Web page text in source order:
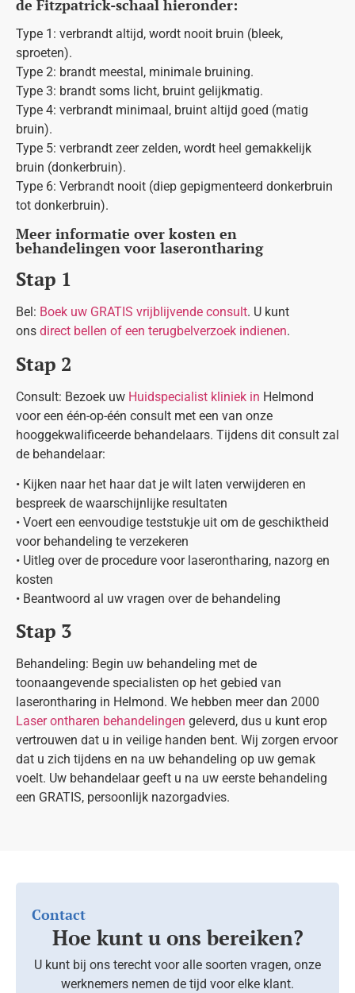
de Fitzpatrick-schaal hieronder:
Type 1: verbrandt altijd, wordt nooit bruin (bleek,
sproeten).
Type 2: brandt meestal, minimale bruining.
Type 3: brandt soms licht, bruint gelijkmatig.
Type 4: verbrandt minimaal, bruint altijd goed (matig
bruin).
Type 5: verbrandt zeer zelden, wordt heel gemakkelijk
bruin (donkerbruin).
Type 6: Verbrandt nooit (diep gepigmenteerd donkerbruin
tot donkerbruin).
Meer informatie over kosten en
behandelingen voor laserontharing
Stap 1
Bel: Boek uw GRATIS vrijblijvende consult. U kunt
ons direct bellen of een terugbelverzoek indienen.
Stap 2
Consult: Bezoek uw Huidspecialist kliniek in Helmond
voor een één-op-één consult met een van onze
hooggekwalificeerde behandelaars. Tijdens dit consult zal
de behandelaar:
• Kijken naar het haar dat je wilt laten verwijderen en
bespreek de waarschijnlijke resultaten
• Voert een eenvoudige teststukje uit om de geschiktheid
voor behandeling te verzekeren
• Uitleg over de procedure voor laserontharing, nazorg en
kosten
• Beantwoord al uw vragen over de behandeling
Stap 3
Behandeling: Begin uw behandeling met de
toonaangevende specialisten op het gebied van
laserontharing in Helmond. We hebben meer dan 2000
Laser ontharen behandelingen geleverd, dus u kunt erop
vertrouwen dat u in veilige handen bent. Wij zorgen ervoor
dat u zich tijdens en na uw behandeling op uw gemak
voelt. Uw behandelaar geeft u na uw eerste behandeling
een GRATIS, persoonlijk nazorgadvies.
Contact
Hoe kunt u ons bereiken?
U kunt bij ons terecht voor alle soorten vragen, onze
werknemers nemen de tijd voor elke klant.